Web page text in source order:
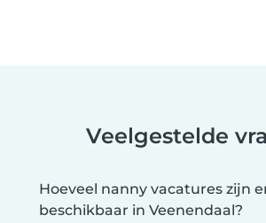
Veelgestelde
Hoeveel nanny vacatures zijn
beschikbaar in Veenendaal?